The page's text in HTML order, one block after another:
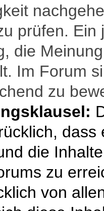
prüfen.
die
Im Forum
zu
die
zu
von